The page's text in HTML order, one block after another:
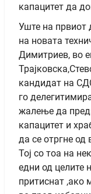
капацитет да
Уште на првиот
на новата
Димитриев, во
кандидат на
го
жалење да
капацитет и
да се отргне од
Тој со тоа на
едни од целите
притиснат ,ако